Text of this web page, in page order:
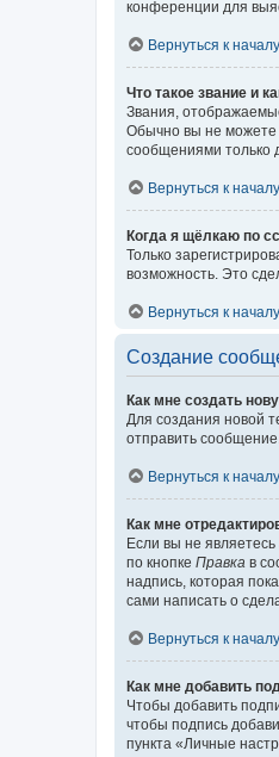
конференции для
Вернуться к началу
Что такое звание и
Звания,
Обычно вы не можете
сообщениями только
Вернуться к началу
Когда я щёлкаю по
Только
возможность. Это
Вернуться к началу
Создание
Как мне создать
Для создания новой
отправить
Вернуться к началу
Как мне
Если вы не
по кнопке Правка в
надпись, которая
сами написать о
Вернуться к началу
Как мне добавить
Чтобы добавить
чтобы подпись
пункта «Личные